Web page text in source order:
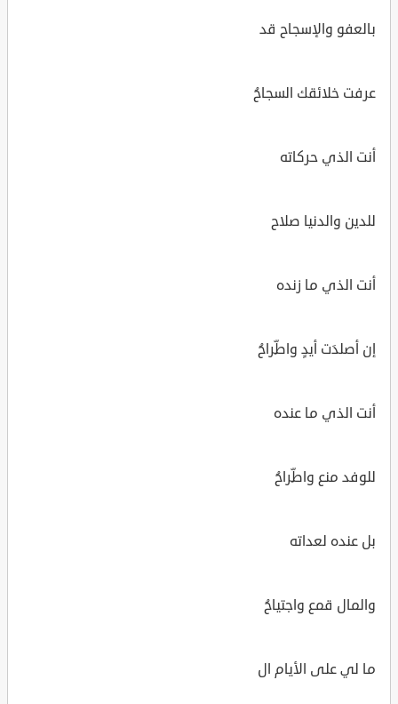
بالعفو والإسجاح قد
عرفت خلائقك السجاحُ
أنت الذي حركاته
للدين والدنيا صلاح
أنت الذي ما زنده
إن أصلدَت أيدٍ واطِّراحُ
أنت الذي ما عنده
للوفد منع واطِّراحُ
بل عنده لعداته
والمال قمع واجتياحُ
ما لي على الأيام ال